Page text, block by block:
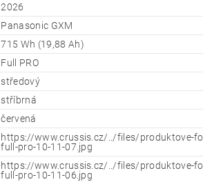
2026
Panasonic GXM
715 Wh (19,88 Ah)
Full PRO
středový
stříbrná
červená
https://www.crussis.cz/../files/produktove-
full-pro-10-11-07.jpg
https://www.crussis.cz/../files/produktove-
full-pro-10-11-06.jpg